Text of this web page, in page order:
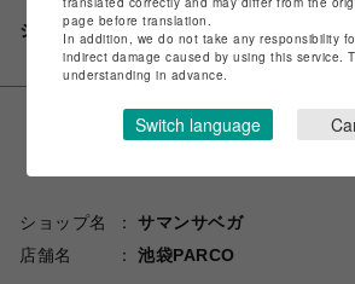
シェアする
ショップ名
サマンサベガ
店舗名
池袋PARCO
page before translation.
In addition, we do not take any responsibility
indirect damage caused by using this service.
understanding in advance.
Switch language